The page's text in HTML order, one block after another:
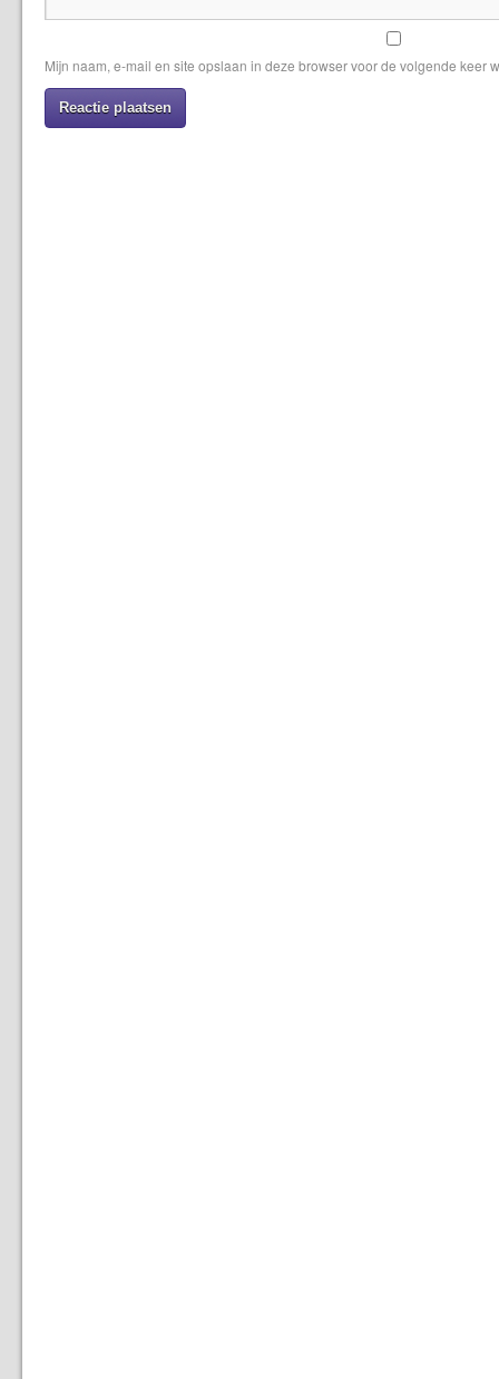
Mijn naam, e-mail en site opslaan in deze browser voor de volgende keer